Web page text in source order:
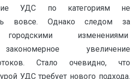
УДС по категориям не
вовсе. Однако следом за
изменениями
увеличение
Стало очевидно, что
УДС требует нового подхода.